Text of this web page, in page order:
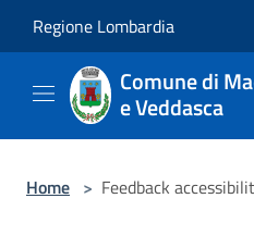
Regione Lombardia
Comune di
e Veddasca
Home > Feedback